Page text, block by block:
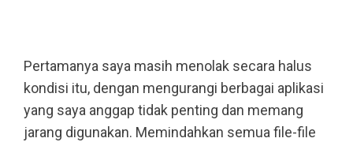
Pertamanya saya masih menolak secara halus
kondisi itu, dengan mengurangi berbagai aplikasi
yang saya anggap tidak penting dan memang
jarang digunakan. Memindahkan semua file-file